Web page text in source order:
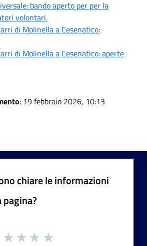
bando aperto per per la
volontari.
di Molinella a Cesenatico:
di Molinella a Cesenatico: aperte
: 19 febbraio 2026, 10:13
chiare le informazioni
pagina?